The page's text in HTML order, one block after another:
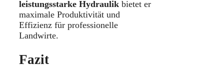
leistungsstarke Hydraulik bietet er
maximale Produktivität und
Effizienz für professionelle
Landwirte.
Fazit